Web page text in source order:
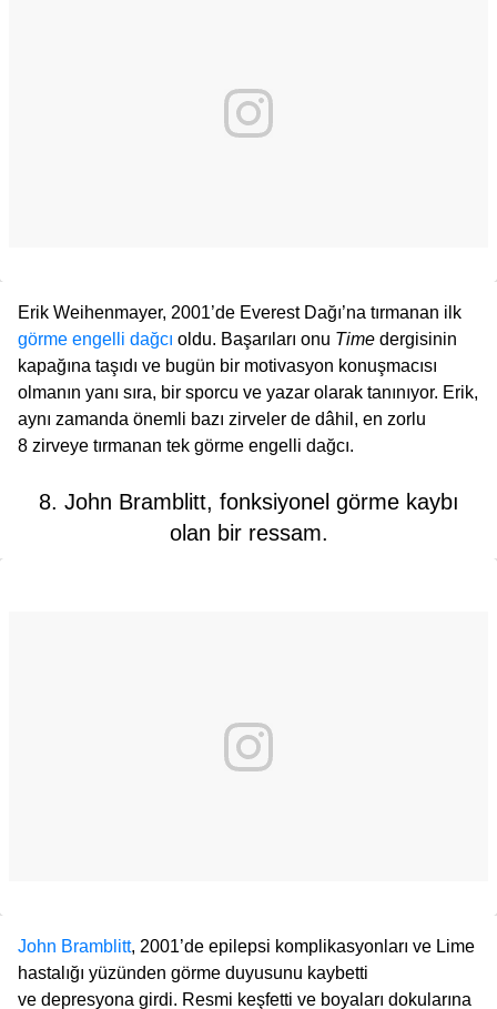
Erik Weihenmayer, 2001’de Everest Dağı’na tırmanan ilk
görme engelli dağcı oldu. Başarıları onu Time dergisinin
kapağına taşıdı ve bugün bir motivasyon konuşmacısı
olmanın yanı sıra, bir sporcu ve yazar olarak tanınıyor. Erik,
aynı zamanda önemli bazı zirveler de dâhil, en zorlu
8 zirveye tırmanan tek görme engelli dağcı.
8. John Bramblitt, fonksiyonel görme kaybı
olan bir ressam.
John Bramblitt, 2001’de epilepsi komplikasyonları ve Lime
hastalığı yüzünden görme duyusunu kaybetti
ve depresyona girdi. Resmi keşfetti ve boyaları dokularına